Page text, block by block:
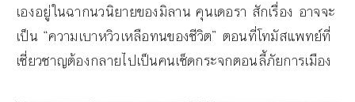
เองอยู่ในฉากนวนิยายของมิลาน คุนเดอรา สักเรื่อง อาจจะ
เป็น “ความเบาหวิวเหลือทนของชีวิต” ตอนที่โทมัสแพทย์ที่
เชี่ยวชาญต้องกลายไปเป็นคนเช็ดกระจกตอนลี้ภัยการเมือง